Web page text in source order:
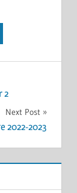
2
Next Post
2022-2023